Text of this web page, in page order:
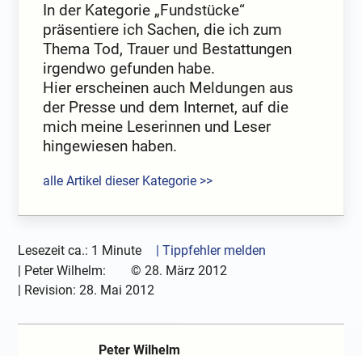
In der Kategorie „Fundstücke“
präsentiere ich Sachen, die ich zum
Thema Tod, Trauer und Bestattungen
irgendwo gefunden habe.
Hier erscheinen auch Meldungen aus
der Presse und dem Internet, auf die
mich meine Leserinnen und Leser
hingewiesen haben.
alle Artikel dieser Kategorie >>
Lesezeit ca.: 1 Minute
| Tippfehler melden
Peter Wilhelm: © 28. März 2012
| Revision:28. Mai 2012
Peter Wilhelm